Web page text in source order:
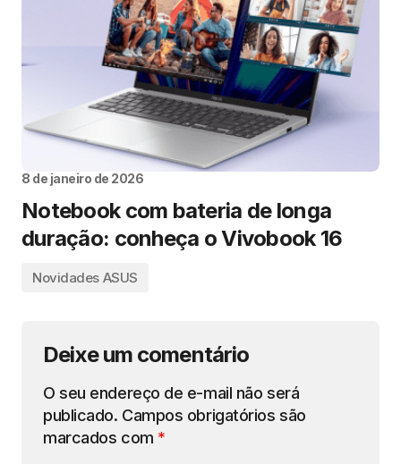
8 de janeiro de 2026
Notebook com bateria de longa
duração: conheça o Vivobook 16
Novidades ASUS
Deixe um comentário
O seu endereço de e-mail não será
publicado. Campos obrigatórios são
marcados com *